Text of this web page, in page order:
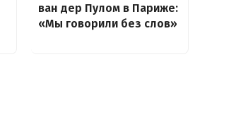
ван дер Пулом в Париже:
«Мы говорили без слов»